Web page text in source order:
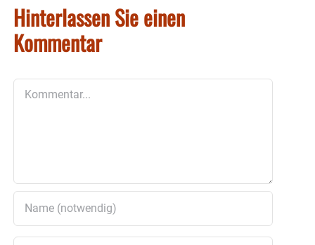
Hinterlassen Sie einen
Kommentar